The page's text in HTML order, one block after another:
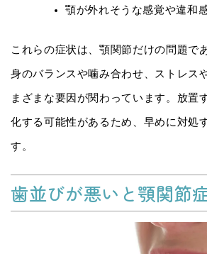
顎が外れそうな感覚や違和
これらの症状は、顎関節だけの問題で
身のバランスや噛み合わせ、ストレス
まざまな要因が関わっています。放置
化する可能性があるため、早めに対処
す。
歯並びが悪いと顎関節